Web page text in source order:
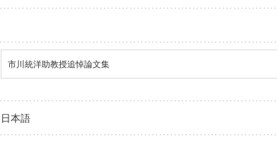
市川統洋助教授追悼論文集
日本語